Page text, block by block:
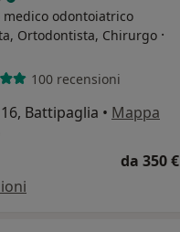
medico odontoiatrico
Ortodontista, Chirurgo ·
100 recensioni
Battipaglia • Mappa
da 350 €